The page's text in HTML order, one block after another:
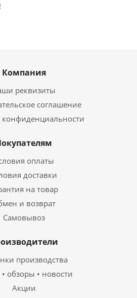
Компания
реквизиты
соглашение
конфиденциальности
оплаты
доставки
на товар
и возврат
Самовывоз
производства
• обзоры • новости
Акции